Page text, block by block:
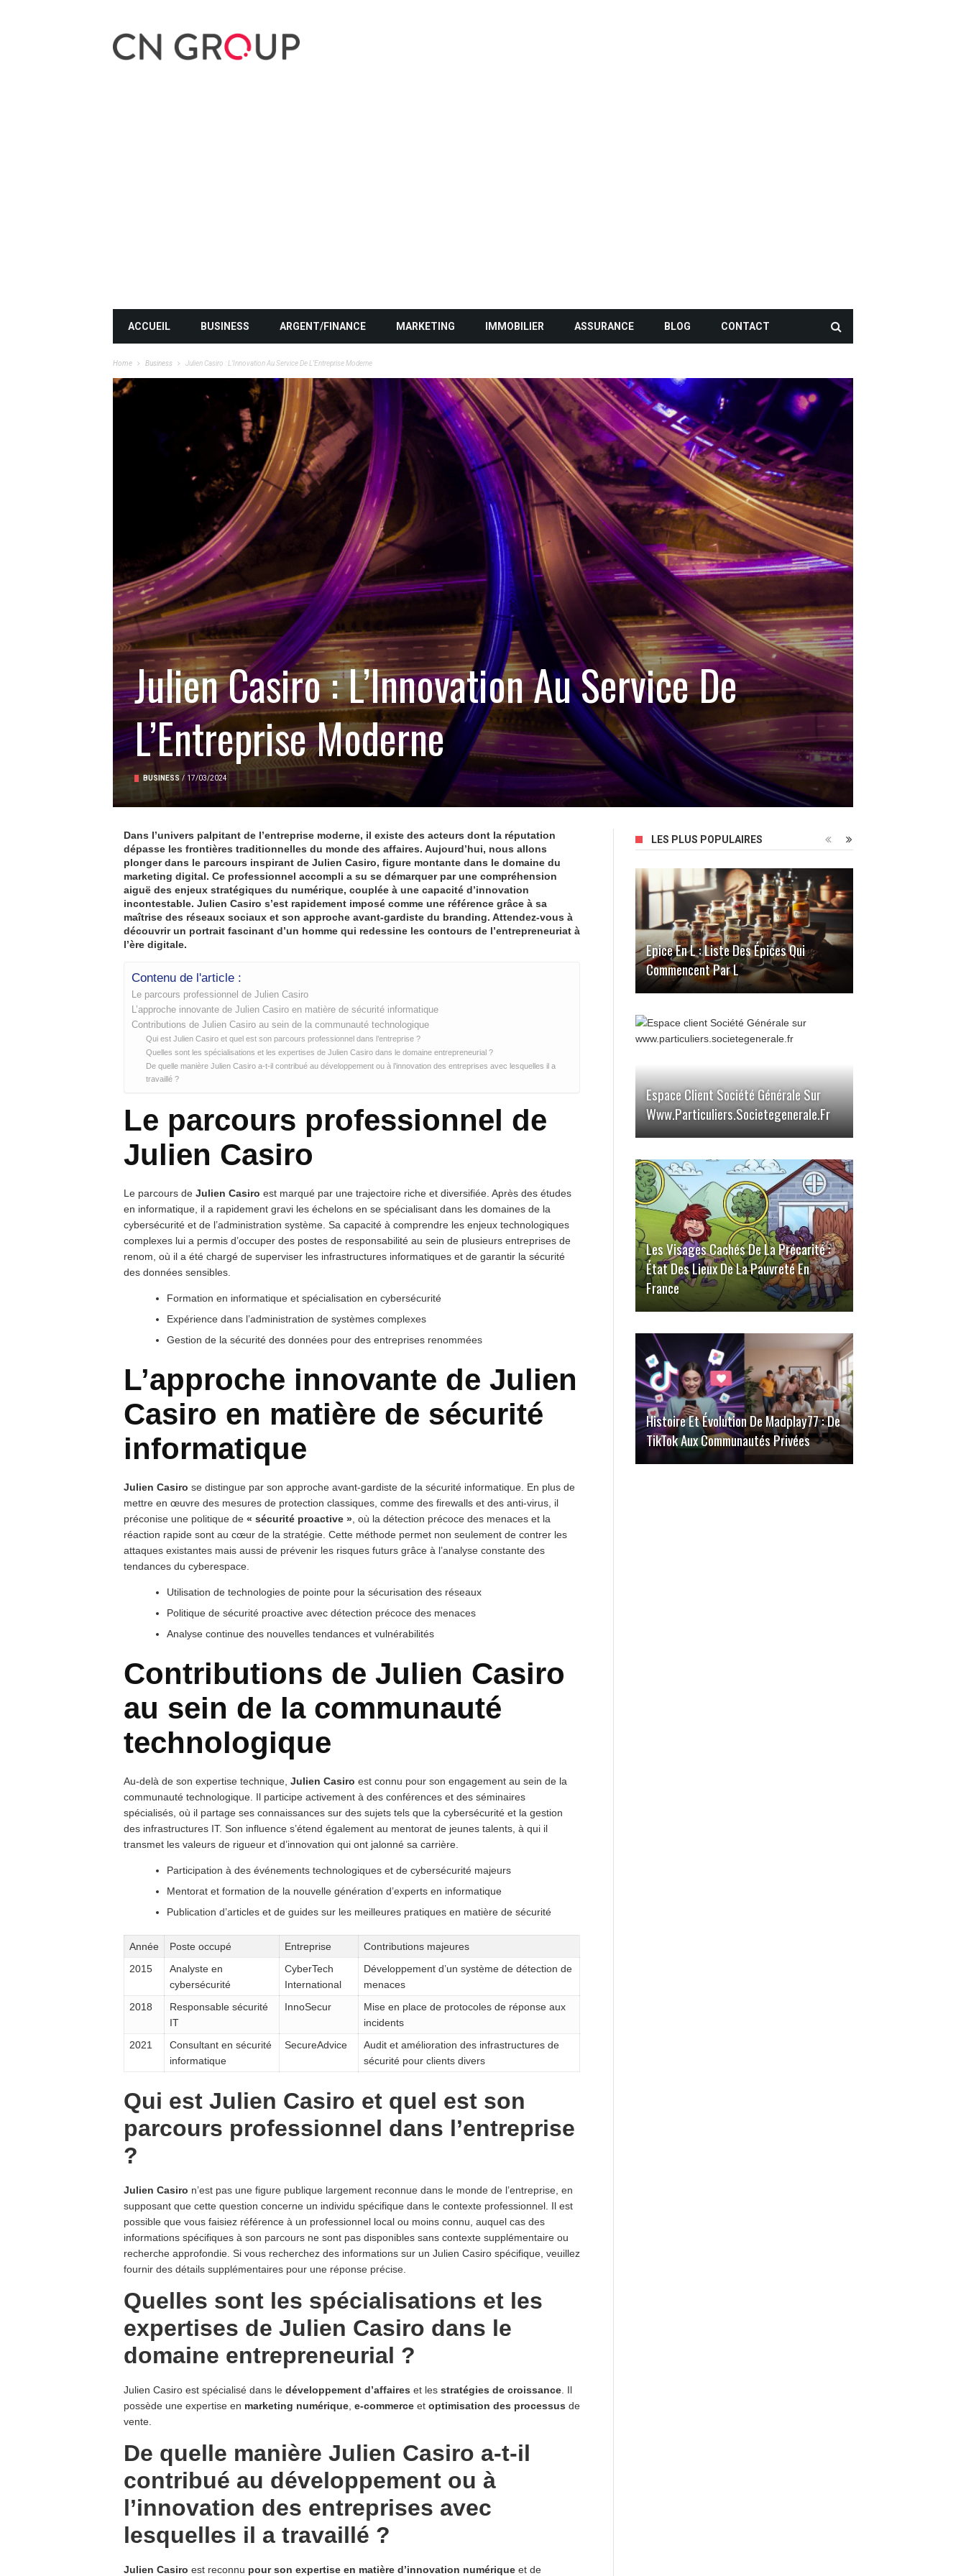
ACCUEIL BUSINESS ARGENT/FINANCE MARKETING IMMOBILIER ASSURANCE BLOG CONTACT
Home Business Julien Casiro : L’Innovation Au Service De L’Entreprise Moderne
Julien Casiro : L’Innovation Au Service De
L’Entreprise Moderne
BUSINESS / 17/03/2024
Dans l’univers palpitant de l’entreprise moderne, il existe des acteurs dont la réputation
dépasse les frontières traditionnelles du monde des affaires. Aujourd’hui, nous allons
plonger dans le parcours inspirant de Julien Casiro, figure montante dans le domaine du
marketing digital. Ce professionnel accompli a su se démarquer par une compréhension
aiguë des enjeux stratégiques du numérique, couplée à une capacité d’innovation
incontestable. Julien Casiro s’est rapidement imposé comme une référence grâce à sa
maîtrise des réseaux sociaux et son approche avant-gardiste du branding. Attendez-vous à
découvrir un portrait fascinant d’un homme qui redessine les contours de l’entrepreneuriat à
l’ère digitale.
Contenu de l'article :
Le parcours professionnel de Julien Casiro
L’approche innovante de Julien Casiro en matière de sécurité informatique
Contributions de Julien Casiro au sein de la communauté technologique
Qui est Julien Casiro et quel est son parcours professionnel dans l’entreprise ?
Quelles sont les spécialisations et les expertises de Julien Casiro dans le domaine entrepreneurial ?
De quelle manière Julien Casiro a-t-il contribué au développement ou à l’innovation des entreprises avec lesquelles il a
travaillé ?
Le parcours professionnel de
Julien Casiro
Le parcours de Julien Casiro est marqué par une trajectoire riche et diversifiée. Après des études
en informatique, il a rapidement gravi les échelons en se spécialisant dans les domaines de la
cybersécurité et de l’administration système. Sa capacité à comprendre les enjeux technologiques
complexes lui a permis d’occuper des postes de responsabilité au sein de plusieurs entreprises de
renom, où il a été chargé de superviser les infrastructures informatiques et de garantir la sécurité
des données sensibles.
Formation en informatique et spécialisation en cybersécurité
Expérience dans l’administration de systèmes complexes
Gestion de la sécurité des données pour des entreprises renommées
L’approche innovante de Julien
Casiro en matière de sécurité
informatique
Julien Casiro se distingue par son approche avant-gardiste de la sécurité informatique. En plus de
mettre en œuvre des mesures de protection classiques, comme des firewalls et des anti-virus, il
préconise une politique de « sécurité proactive », où la détection précoce des menaces et la
réaction rapide sont au cœur de la stratégie. Cette méthode permet non seulement de contrer les
attaques existantes mais aussi de prévenir les risques futurs grâce à l’analyse constante des
tendances du cyberespace.
Utilisation de technologies de pointe pour la sécurisation des réseaux
Politique de sécurité proactive avec détection précoce des menaces
Analyse continue des nouvelles tendances et vulnérabilités
Contributions de Julien Casiro
au sein de la communauté
technologique
Au-delà de son expertise technique, Julien Casiro est connu pour son engagement au sein de la
communauté technologique. Il participe activement à des conférences et des séminaires
spécialisés, où il partage ses connaissances sur des sujets tels que la cybersécurité et la gestion
des infrastructures IT. Son influence s’étend également au mentorat de jeunes talents, à qui il
transmet les valeurs de rigueur et d’innovation qui ont jalonné sa carrière.
Participation à des événements technologiques et de cybersécurité majeurs
Mentorat et formation de la nouvelle génération d’experts en informatique
Publication d’articles et de guides sur les meilleures pratiques en matière de sécurité
Année Poste occupé Entreprise
Contributions majeures
2015
Analyste en
cybersécurité
CyberTech
International
Développement d’un système de détection de
menaces
2018
Responsable sécurité
IT
InnoSecur
Mise en place de protocoles de réponse aux
incidents
2021
Consultant en sécurité
informatique
SecureAdvice
Audit et amélioration des infrastructures de
sécurité pour clients divers
Qui est Julien Casiro et quel est son
parcours professionnel dans l’entreprise
?
Julien Casiro n’est pas une figure publique largement reconnue dans le monde de l’entreprise, en
supposant que cette question concerne un individu spécifique dans le contexte professionnel. Il est
possible que vous faisiez référence à un professionnel local ou moins connu, auquel cas des
informations spécifiques à son parcours ne sont pas disponibles sans contexte supplémentaire ou
recherche approfondie. Si vous recherchez des informations sur un Julien Casiro spécifique, veuillez
fournir des détails supplémentaires pour une réponse précise.
Quelles sont les spécialisations et les
expertises de Julien Casiro dans le
domaine entrepreneurial ?
Julien Casiro est spécialisé dans le développement d’affaires et les stratégies de croissance. Il
possède une expertise en marketing numérique, e-commerce et optimisation des processus de
vente.
De quelle manière Julien Casiro a-t-il
contribué au développement ou à
l’innovation des entreprises avec
lesquelles il a travaillé ?
Julien Casiro est reconnu pour son expertise en matière d’innovation numérique et de
LES PLUS POPULAIRES
Epice En L : Liste Des Épices Qui
Commencent Par L
Espace Client Société Générale Sur
Www.particuliers.societegenerale.fr
Les Visages Cachés De La Précarité :
État Des Lieux De La Pauvreté En
France
Histoire Et Évolution De Madplay77 : De
TikTok Aux Communautés Privées